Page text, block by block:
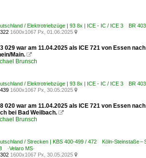
/ Elektrotriebzüge | 93 8x | ICE - IC / ICE 3 BR 403
322 1600x1067 Px, 01.06.2025 
029 war am 11.04.2025 als ICE 721 von Essen
Main. 
Brunsch
/ Elektrotriebzüge | 93 8x | ICE - IC / ICE 3 BR 403
439 1600x1067 Px, 30.05.2025 
020 war am 11.04.2025 als ICE 721 von Essen
bei Bad Weilbach. 
Brunsch
/ Strecken | KBS 400-499 / 472 Köln-Steinstaße
·Velaro MS·
302 1600x1067 Px, 30.05.2025 